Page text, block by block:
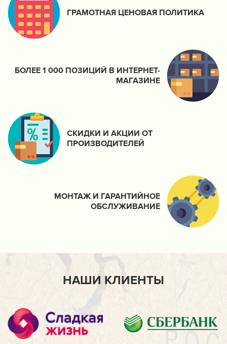
ГРАМОТНАЯ ЦЕНОВАЯ ПОЛИТИКА
БОЛЕЕ 1 000 ПОЗИЦИЙ В ИНТЕРНЕТ-
МАГАЗИНЕ
СКИДКИ И АКЦИИ ОТ
ПРОИЗВОДИТЕЛЕЙ
МОНТАЖ И ГАРАНТИЙНОЕ
ОБСЛУЖИВАНИЕ
НАШИ КЛИЕНТЫ